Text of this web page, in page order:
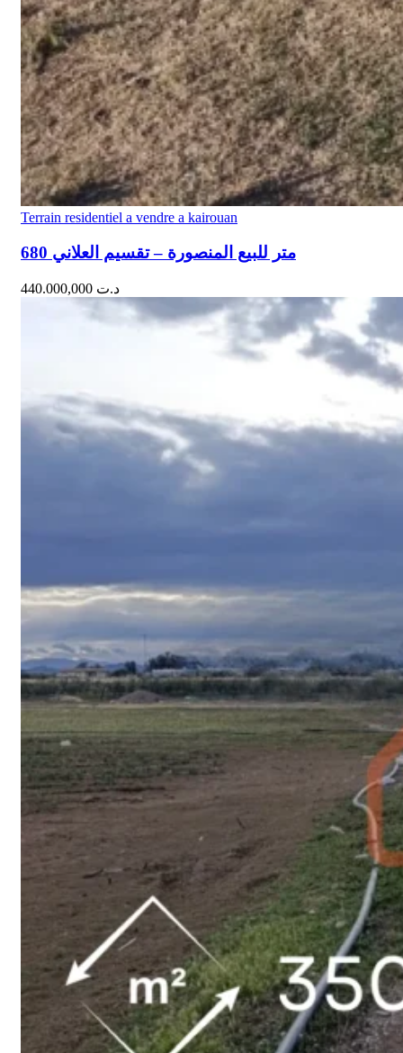
Terrain residentiel a vendre a kairouan
680 متر للبيع المنصورة – تقسيم العلاني
د.ت